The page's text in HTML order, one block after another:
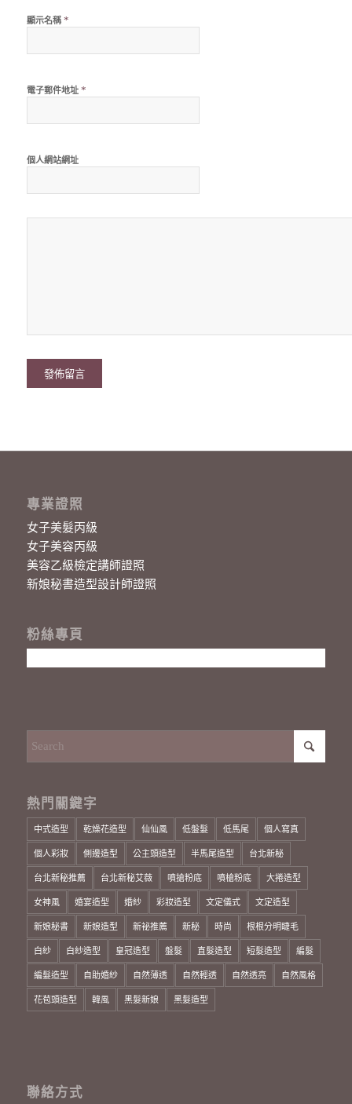
顯示名稱 *
電子郵件地址 *
個人網站網址
專業證照
女子美髮丙級
女子美容丙級
美容乙級檢定講師證照
新娘秘書造型設計師證照
粉絲專頁
熱門關鍵字
中式造型 乾燥花造型 仙仙風 低盤髮 低馬尾 個人寫真
個人彩妝 側邊造型 公主頭造型 半馬尾造型 台北新秘
台北新秘推薦 台北新秘艾薇 噴搶粉底 噴槍粉底 大捲造型
女神風 婚宴造型 婚紗 彩妝造型 文定儀式 文定造型
新娘秘書 新娘造型 新祕推薦 新秘 時尚 根根分明睫毛
白紗 白紗造型 皇冠造型 盤髮 直髮造型 短髮造型 編髮
編髮造型 自助婚紗 自然薄透 自然輕透 自然透亮 自然風格
花苞頭造型 韓風 黑髮新娘 黑髮造型
聯絡方式